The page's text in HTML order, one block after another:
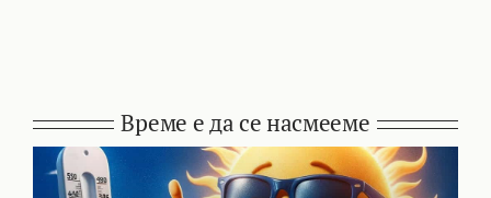
Време е да се насмееме